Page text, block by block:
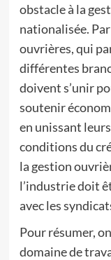
obstacle à la
nationalisée.
ouvrières, qui
différentes
doivent s’unir
soutenir
en unissant
conditions du
la gestion
l’industrie doit
avec les
Pour résumer,
domaine de